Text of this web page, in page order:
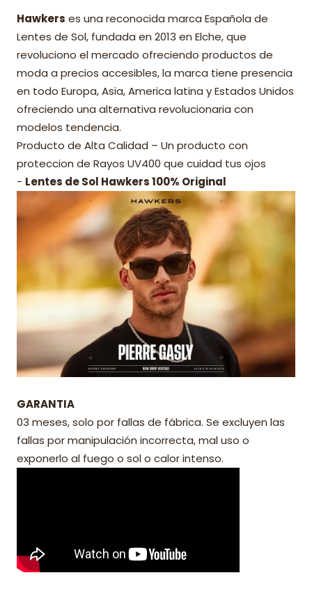
Hawkers es una reconocida marca Española de
Lentes de Sol, fundada en 2013 en Elche, que
revoluciono el mercado ofreciendo productos de
moda a precios accesibles, la marca tiene presencia
en todo Europa, Asia, America latina y Estados Unidos
ofreciendo una alternativa revolucionaria con
modelos tendencia.
Producto de Alta Calidad – Un producto con
proteccion de Rayos UV400 que cuidad tus ojos
- Lentes de Sol Hawkers 100% Original
GARANTIA
03 meses, solo por fallas de fábrica. Se excluyen las
fallas por manipulación incorrecta, mal uso o
exponerlo al fuego o sol o calor intenso.